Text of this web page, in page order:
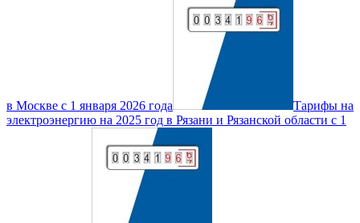
в Москве с 1 января 2026 года
Тарифы на
электроэнергию на 2025 год в Рязани и Рязанской области с 1